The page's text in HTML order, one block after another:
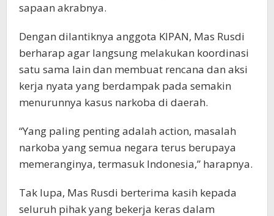
sapaan akrabnya.
Dengan dilantiknya anggota KIPAN, Mas Rusdi
berharap agar langsung melakukan koordinasi
satu sama lain dan membuat rencana dan aksi
kerja nyata yang berdampak pada semakin
menurunnya kasus narkoba di daerah.
“Yang paling penting adalah action, masalah
narkoba yang semua negara terus berupaya
memeranginya, termasuk Indonesia,” harapnya.
Tak lupa, Mas Rusdi berterima kasih kepada
seluruh pihak yang bekerja keras dalam